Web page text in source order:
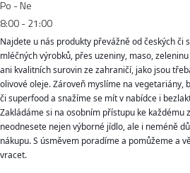
Po - Ne
8:00 - 21:00
Najdete u nás produkty převážně od českých či
mléčných výrobků, přes uzeniny, maso,
ani kvalitních surovin ze zahraničí, jako jsou
olivové oleje. Zároveň myslíme na vegetariány,
či superfood a snažíme se mít v nabídce i
Zakládáme si na osobním přístupu ke každému
neodnesete nejen výborné jídlo, ale i neméně
nákupu. S úsměvem poradíme a pomůžeme a
vracet.